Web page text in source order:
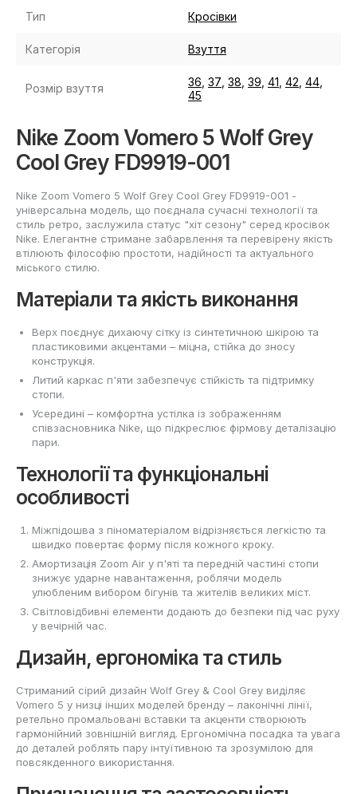
Тип Кросівки
Категорія Взуття
Розмір взуття 36 37 38 39 41 42 44
45
Nike Zoom Vomero 5 Wolf Grey
Cool Grey FD9919-001
Nike Zoom Vomero 5 Wolf Grey Cool Grey FD9919-001 -
універсальна модель, що поєднала сучасні технології та
стиль ретро, заслужила статус "хіт сезону" серед кросівок
Nike. Елегантне стримане забарвлення та перевірену якість
втілюють філософію простоти, надійності та актуального
міського стилю.
Матеріали та якість виконання
Верх поєднує дихаючу сітку із синтетичною шкірою та
пластиковими акцентами – міцна, стійка до зносу
конструкція.
Литий каркас п'яти забезпечує стійкість та підтримку
стопи.
Усередині – комфортна устілка із зображенням
співзасновника Nike, що підкреслює фірмову деталізацію
пари.
Технології та функціональні
особливості
Міжпідошва з піноматеріалом відрізняється легкістю та
швидко повертає форму після кожного кроку.
Амортизація Zoom Air у п'яті та передній частині стопи
знижує ударне навантаження, роблячи модель
улюбленим вибором бігунів та жителів великих міст.
Світловідбивні елементи додають до безпеки під час руху
у вечірній час.
Дизайн, ергономіка та стиль
Стриманий сірий дизайн Wolf Grey & Cool Grey виділяє
Vomero 5 у низці інших моделей бренду – лаконічні лінії,
ретельно промальовані вставки та акценти створюють
гармонійний зовнішній вигляд. Ергономічна посадка та увага
до деталей роблять пару інтуїтивною та зрозумілою для
повсякденного використання.